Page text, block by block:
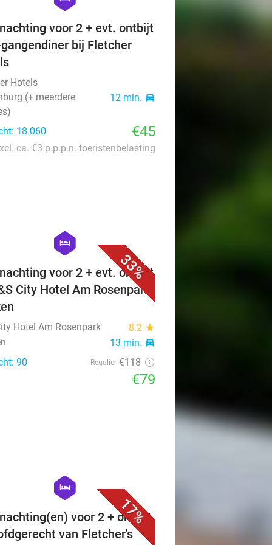
voor 2 + evt. ontbijt
bij Fletcher
Hotels
(+ meerdere
12 min. directions_car
18.060 €45
ca. €3 p.p.p.n. toeristenbelasting
33%
hexagon
hotel
voor 2 + evt. ontbijt
City Hotel Am Rosenpark
Hotel Am Rosenpark 8.2 star
13 min. directions_car
90 Regulier €118
€79
17%
hexagon
hotel
voor 2 + ontbijt
van Fletcher's